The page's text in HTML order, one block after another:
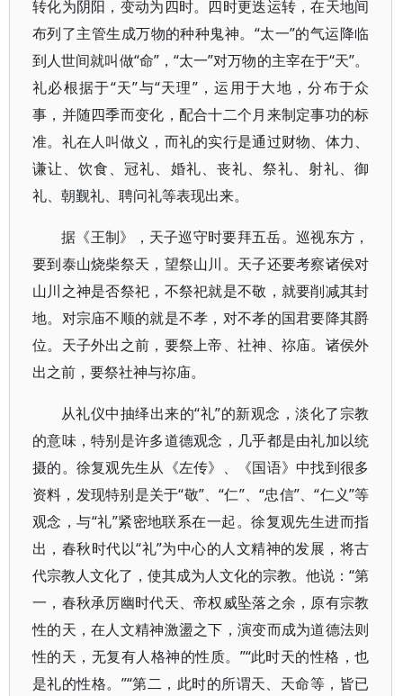
转化为阴阳，变动为四时。四时更迭运转，在天地间
布列了主管生成万物的种种鬼神。“太一”的气运降临
到人世间就叫做“命”，“太一”对万物的主宰在于“天”。
礼必根据于“天”与“天理”，运用于大地，分布于众
事，并随四季而变化，配合十二个月来制定事功的标
准。礼在人叫做义，而礼的实行是通过财物、体力、
谦让、饮食、冠礼、婚礼、丧礼、祭礼、射礼、御
礼、朝觐礼、聘问礼等表现出来。
据《王制》，天子巡守时要拜五岳。巡视东方，
要到泰山烧柴祭天，望祭山川。天子还要考察诸侯对
山川之神是否祭祀，不祭祀就是不敬，就要削减其封
地。对宗庙不顺的就是不孝，对不孝的国君要降其爵
位。天子外出之前，要祭上帝、社神、祢庙。诸侯外
出之前，要祭社神与祢庙。
从礼仪中抽绎出来的“礼”的新观念，淡化了宗教
的意味，特别是许多道德观念，几乎都是由礼加以统
摄的。徐复观先生从《左传》、《国语》中找到很多
资料，发现特别是关于“敬”、“仁”、“忠信”、“仁义”等
观念，与“礼”紧密地联系在一起。徐复观先生进而指
出，春秋时代以“礼”为中心的人文精神的发展，将古
代宗教人文化了，使其成为人文化的宗教。他说：“第
一，春秋承厉幽时代天、帝权威坠落之余，原有宗教
性的天，在人文精神激盪之下，演变而成为道德法则
性的天，无复有人格神的性质。”“此时天的性格，也
是礼的性格。”“第二，此时的所谓天、天命等，皆已